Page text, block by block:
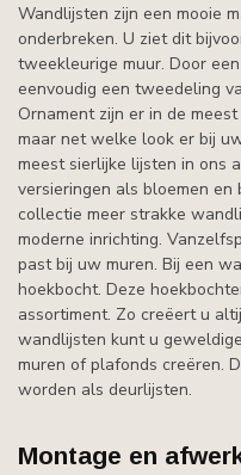
Wandlijsten zijn een mooie
onderbreken. U ziet dit
tweekleurige muur. Door
eenvoudig een tweedeling
Ornament zijn er in de
maar net welke look er bij
meest sierlijke lijsten in ons
versieringen als bloemen en
collectie meer strakke
moderne inrichting.
past bij uw muren. Bij een
hoekbocht. Deze
assortiment. Zo creëert u
wandlijsten kunt u
muren of plafonds creëren.
worden als deurlijsten.
Montage en